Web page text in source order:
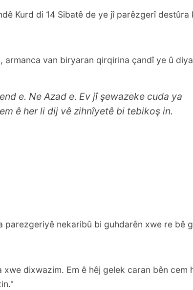
Kurd di 14 Sibatê de ye jî parêzgerî destûra
armanca van biryaran qirqirina çandî ye û
e. Ne Azad e. Ev jî şewazeke cuda ya
ê her li dij vê zihnîyetê bi tebikoş in.
parezgeriyê nekaribû bi guhdarên xwe re bê
xwe dixwazim. Em ê hêj gelek caran bên cem